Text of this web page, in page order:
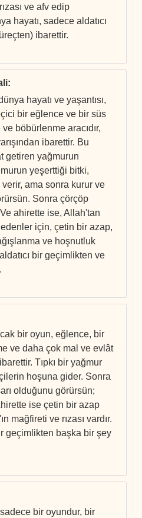
ve afv edip
hayatı, sadece aldatıcı
ibarettir.
:
hayatı ve yaşantısı,
bir eğlence ve bir süs
böbürlenme aracıdır,
ibarettir. Bu
getiren yağmurun
yeşerttiği bitki,
ama sonra kurur ve
Sonra çörçöp
ahirette ise, Allah'tan
için, çetin bir azap,
ve hoşnutluk
bir geçimlikten ve
bir oyun, eğlence, bir
ve daha çok mal ve evlât
Tıpkı bir yağmur
hoşuna gider. Sonra
olduğunu görürsün;
ise çetin bir azap
mağfireti ve rızası vardır.
geçimlikten başka bir şey
bir oyundur, bir